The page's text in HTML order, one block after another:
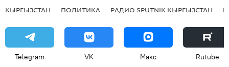
КЫРГЫЗСТАН ПОЛИТИКА РАДИО SPUTNIK КЫРГЫЗСТАН
Telegram VK Макс Rutube